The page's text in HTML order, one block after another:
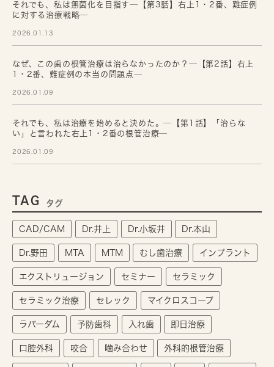
それでも、私は無菌化を目指す─【第3話】右上1・2番、難症例
に対する治療戦略─
2026.01.13
なぜ、この歯の根管治療は治らなかったのか？─【第2話】右上
1・2番、難症例の本当の問題点─
2026.01.09
それでも、私は治療を始めると決めた。─【第1話】「治らな
い」と言われた右上1・2番の根管治療─
2026.01.09
TAG タグ
CAD/CAM Dr.井上 Dr.小坂井 Dr.本山
Dr.野田 MTA MTM むし歯治療 インプラント
エクストリュージョン セミナー セラミック
セラミック治療 セレック マイクロスコープ
ラバーダム 予防歯科 入れ歯 即日治療
口腔外科 咬合 噛み合わせ 外科的根管治療